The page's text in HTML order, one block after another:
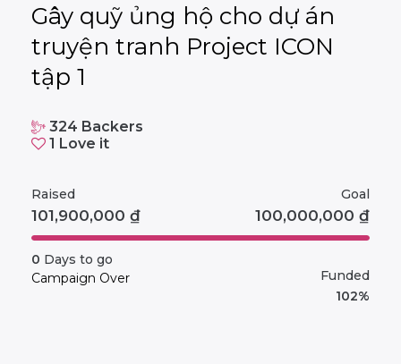
Gây quỹ ủng hộ cho dự án
truyện tranh Project ICON
tập 1
324 Backers
1 Love it
101,900,000 ₫
Raised
100,000,000 ₫
Goal
0 Days to go
102%
Funded
Campaign Over